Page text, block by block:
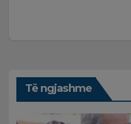
Të ngjashme